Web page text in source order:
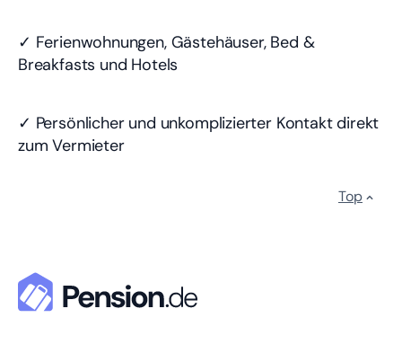
✓ Ferienwohnungen, Gästehäuser, Bed &
Breakfasts und Hotels
✓ Persönlicher und unkomplizierter Kontakt direkt
zum Vermieter
Top